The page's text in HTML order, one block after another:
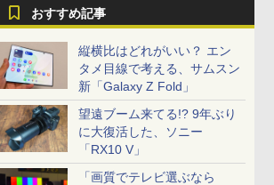
おすすめ記事
縦横比はどれがいい？ エン
タメ目線で考える、サムスン
新「Galaxy Z Fold」
望遠ブーム来てる!? 9年ぶり
に大復活した、ソニー
「RX10 V」
「画質でテレビ選ぶなら